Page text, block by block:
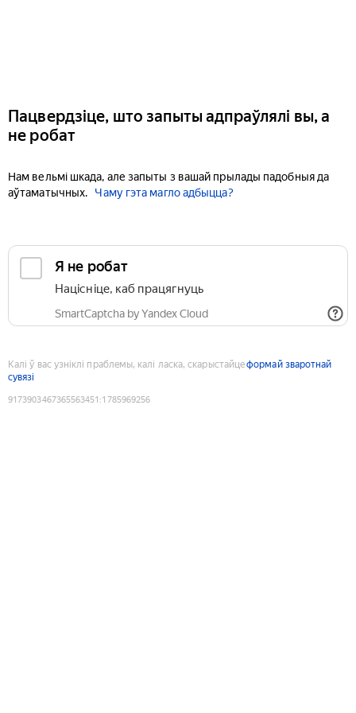
Пацвердзіце, што запыты адпраўлялі вы, а
не робат
Нам вельмі шкада, але запыты з вашай прылады падобныя да
аўтаматычных.
Чаму гэта магло адбыцца?
Я не робат
Націсніце, каб працягнуць
SmartCaptcha by Yandex Cloud
Калі ў вас узніклі праблемы, калі ласка, скарыстайцеформай зваротнай
сувязі
9173903467365563451 :1785969256